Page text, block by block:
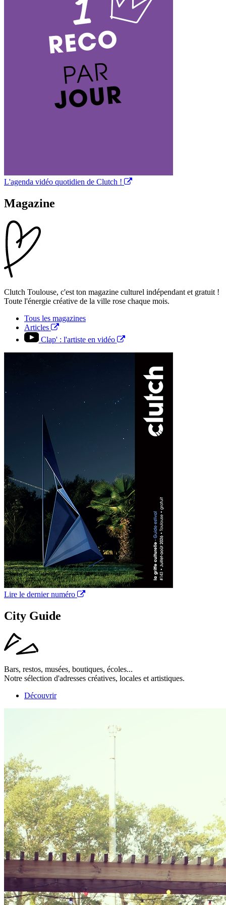
L'agenda vidéo quotidien de Clutch !
Magazine
Clutch Toulouse, c'est ton magazine culturel indépendant et gratuit !
Toute l'énergie créative de la ville rose chaque mois.
Tous les magazines
Articles
Clap' : l'artiste en vidéo
Lire le dernier numéro
City Guide
Bars, restos, musées, boutiques, écoles...
Notre sélection d'adresses créatives, locales et artistiques.
Découvrir